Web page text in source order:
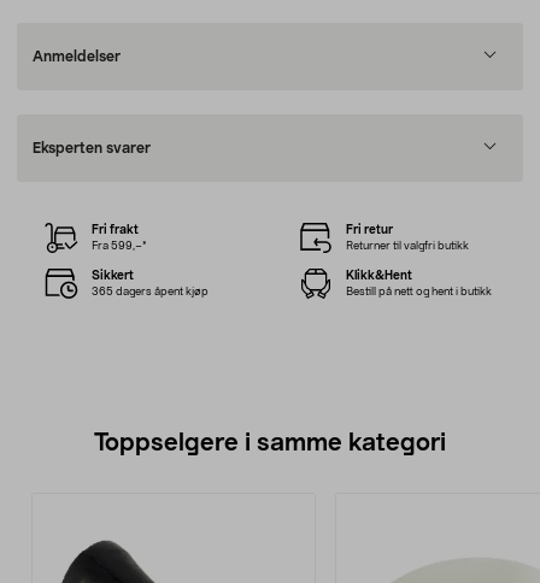
Anmeldelser
Eksperten svarer
Fri frakt
Fra 599,–*
Fri retur
Returner til valgfri butikk
Sikkert
365 dagers åpent kjøp
Klikk&Hent
Bestill på nett og hent i butikk
Toppselgere i samme kategori